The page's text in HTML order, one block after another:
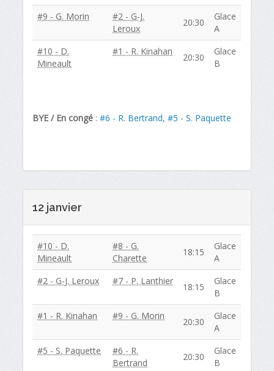
#9 - G. Morin
#2 - G-J.
Leroux
20:30
Glace
A
#10 - D.
Mineault
#1 - R. Kinahan
20:30
Glace
B
BYE / En congé :#6 - R. Bertrand,#5 - S. Paquette
12 janvier
#10 - D.
Mineault
#8 - G.
Charette
18:15
Glace
A
#2 - G-J. Leroux
#7 - P. Lanthier
18:15
Glace
B
#1 - R. Kinahan
#9 - G. Morin
20:30
Glace
A
#5 - S. Paquette
#6 - R.
Bertrand
20:30
Glace
B